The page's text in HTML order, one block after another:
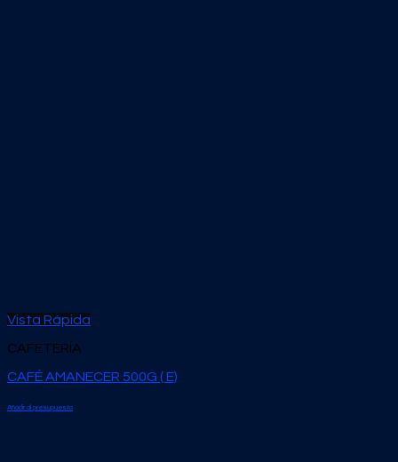
Vista Rápida
CAFETERÍA
CAFÉ AMANECER 500G ( E)
Añadir al presupuesto